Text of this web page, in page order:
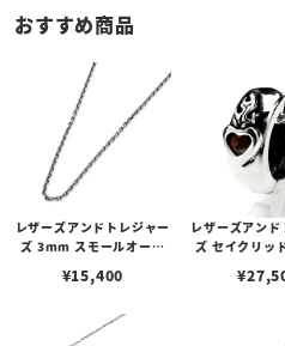
おすすめ商品
レザーズアンドトレジャー
ズ 3mm スモールオーバ
ブスタークラスプ＆LTロ
¥15,400
レザーズアンド
ズ セイクリッ
¥